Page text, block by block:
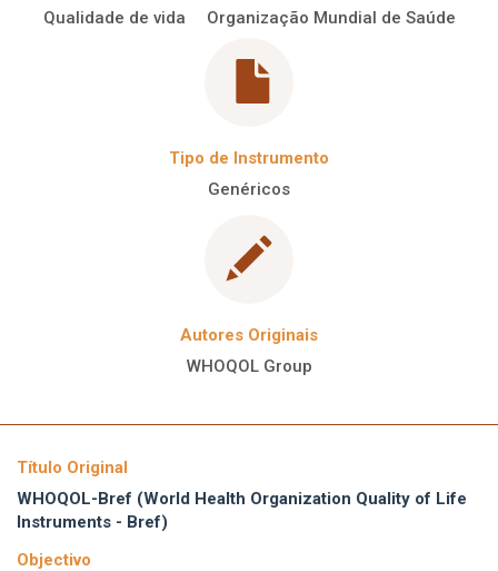
Qualidade de vida
Organização Mundial de Saúde
Tipo de Instrumento
Genéricos
Autores Originais
WHOQOL Group
Título Original
WHOQOL-Bref (World Health Organization Quality of Life
Instruments - Bref)
Objectivo